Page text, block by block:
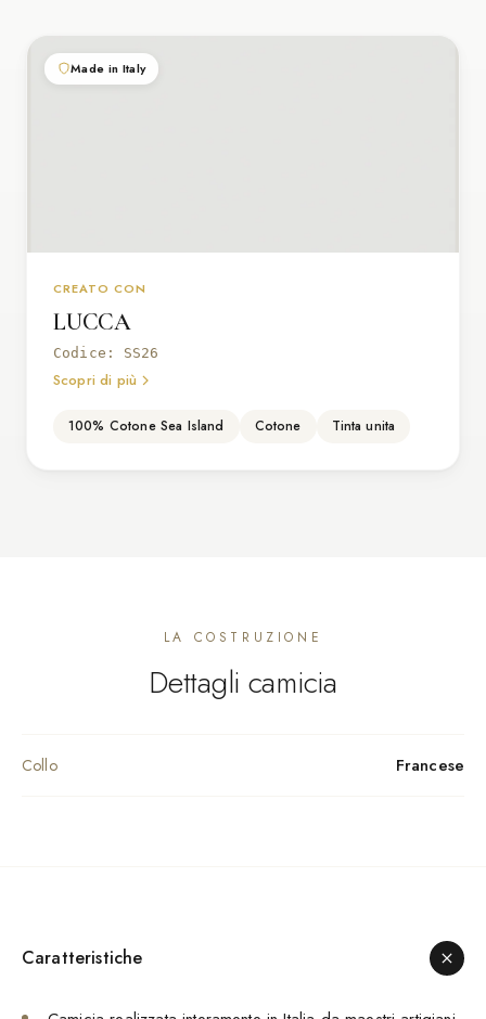
Made in Italy
CREATO CON
LUCCA
Codice: SS26
Scopri di più
100% Cotone Sea Island Cotone Tinta unita
LA COSTRUZIONE
Dettagli camicia
Collo Francese
Caratteristiche